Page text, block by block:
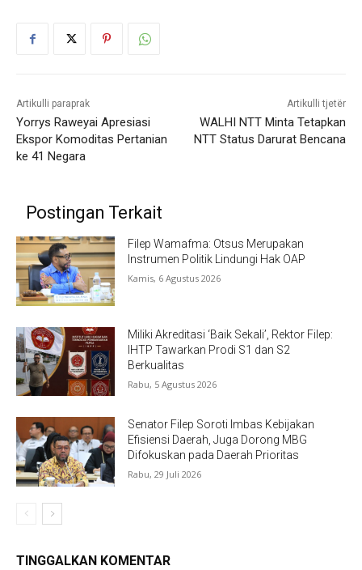
Artikulli paraprak
Yorrys Raweyai Apresiasi
Ekspor Komoditas Pertanian
ke 41 Negara
Artikulli tjetër
WALHI NTT Minta Tetapkan
NTT Status Darurat Bencana
Postingan Terkait
Filep Wamafma: Otsus Merupakan
Instrumen Politik Lindungi Hak OAP
Kamis, 6 Agustus 2026
Miliki Akreditasi ‘Baik Sekali’, Rektor Filep:
IHTP Tawarkan Prodi S1 dan S2
Berkualitas
Rabu, 5 Agustus 2026
Senator Filep Soroti Imbas Kebijakan
Efisiensi Daerah, Juga Dorong MBG
Difokuskan pada Daerah Prioritas
Rabu, 29 Juli 2026
TINGGALKAN KOMENTAR